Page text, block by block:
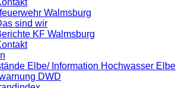
Walmsburg
sind wir
KF Walmsburg
Elbe/ Information Hochwasser Elbe
DWD